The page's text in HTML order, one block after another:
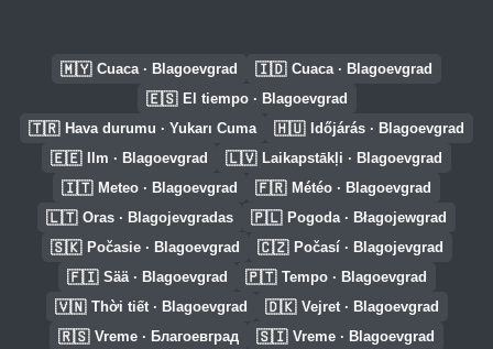
🇲🇾 Cuaca · Blagoevgrad 🇮🇩 Cuaca · Blagoevgrad
🇪🇸 El tiempo · Blagoevgrad
🇹🇷 Hava durumu · Yukarı Cuma 🇭🇺 Időjárás · Blagoevgrad
🇪🇪 Ilm · Blagoevgrad 🇱🇻 Laikapstākļi · Blagoevgrad
🇮🇹 Meteo · Blagoevgrad 🇫🇷 Météo · Blagoevgrad
🇱🇹 Oras · Blagojevgradas 🇵🇱 Pogoda · Błagojewgrad
🇸🇰 Počasie · Blagoevgrad 🇨🇿 Počasí · Blagojevgrad
🇫🇮 Sää · Blagoevgrad 🇵🇹 Tempo · Blagoevgrad
🇻🇳 Thời tiết · Blagoevgrad 🇩🇰 Vejret · Blagoevgrad
🇷🇸 Vreme · Благоевград 🇸🇮 Vreme · Blagoevgrad